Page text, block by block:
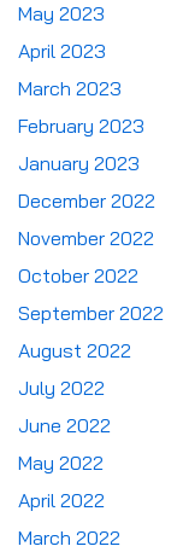
May 2023
April 2023
March 2023
February 2023
January 2023
December 2022
November 2022
October 2022
September 2022
August 2022
July 2022
June 2022
May 2022
April 2022
March 2022